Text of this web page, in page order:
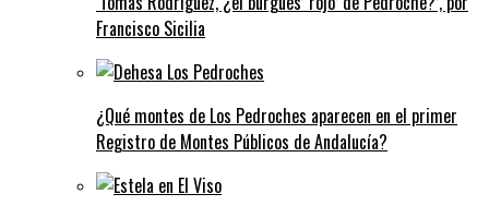
Francisco Sicilia
¿Qué montes de Los Pedroches aparecen en el primer
Registro de Montes Públicos de Andalucía?